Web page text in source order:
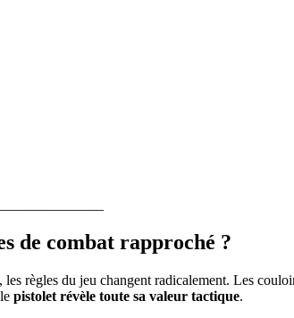
de combat rapproché ?
règles du jeu changent radicalement. Les
pistolet révèle toute sa valeur tactique.